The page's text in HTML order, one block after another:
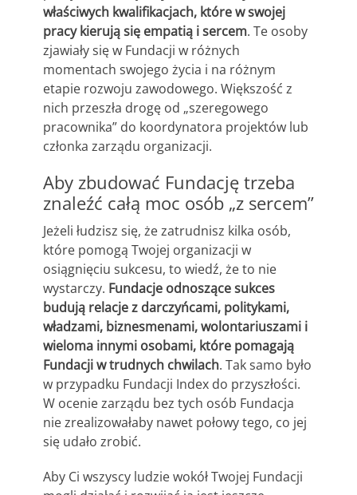
właściwych kwalifikacjach, które w swojej
pracy kierują się empatią i sercem. Te osoby
zjawiały się w Fundacji w różnych
momentach swojego życia i na różnym
etapie rozwoju zawodowego. Większość z
nich przeszła drogę od „szeregowego
pracownika” do koordynatora projektów lub
członka zarządu organizacji.
Aby zbudować Fundację trzeba
znaleźć całą moc osób „z sercem”
Jeżeli łudzisz się, że zatrudnisz kilka osób,
które pomogą Twojej organizacji w
osiągnięciu sukcesu, to wiedź, że to nie
wystarczy. Fundacje odnoszące sukces
budują relacje z darczyńcami, politykami,
władzami, biznesmenami, wolontariuszami i
wieloma innymi osobami, które pomagają
Fundacji w trudnych chwilach. Tak samo było
w przypadku Fundacji Index do przyszłości.
W ocenie zarządu bez tych osób Fundacja
nie zrealizowałaby nawet połowy tego, co jej
się udało zrobić.
Aby Ci wszyscy ludzie wokół Twojej Fundacji